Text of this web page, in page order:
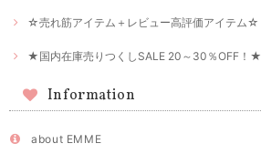
☆売れ筋アイテム＋レビュー高評価アイテム☆
★国内在庫売りつくしSALE 20～30％OFF！★
Information
about EMME